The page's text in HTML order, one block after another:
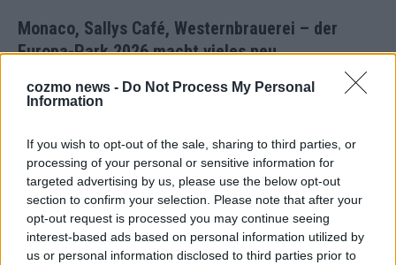
cozmo news - Do Not Process My Personal
Information
If you wish to opt-out of the sale, sharing to third parties, or
processing of your personal or sensitive information for
targeted advertising by us, please use the below opt-out
section to confirm your selection. Please note that after your
opt-out request is processed you may continue seeing
interest-based ads based on personal information utilized by
us or personal information disclosed to third parties prior to
Monaco, Sallys Café, Westernbrauerei – der
Europa-Park 2026 macht vieles neu
DARA gewinnt verdient, Israel beunruhigend –
unser Kommentar zum ESC 2026
Mai 2026